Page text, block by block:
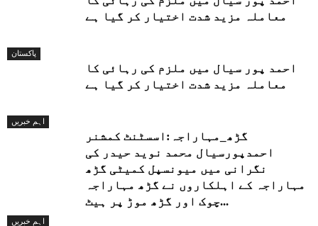
معاملہ مزید شدت اختیار کر گیا ہے
پاکستان
احمد پور سیال میں ملزم کی رہائی کا
معاملہ مزید شدت اختیار کر گیا ہے
اہم خبریں
گڑھ_مہاراجہ:اسسٹنٹ کمشنر
احمدپورسیال محمد نوید حیدر کی
نگرانی میں میونسپل کمیٹی گڑھ
مہاراجہ کے اہلکاروں نے گڑھ مہاراجہ
چوک اور گڑھ موڑ پر ہیٹ...
اہم خبریں